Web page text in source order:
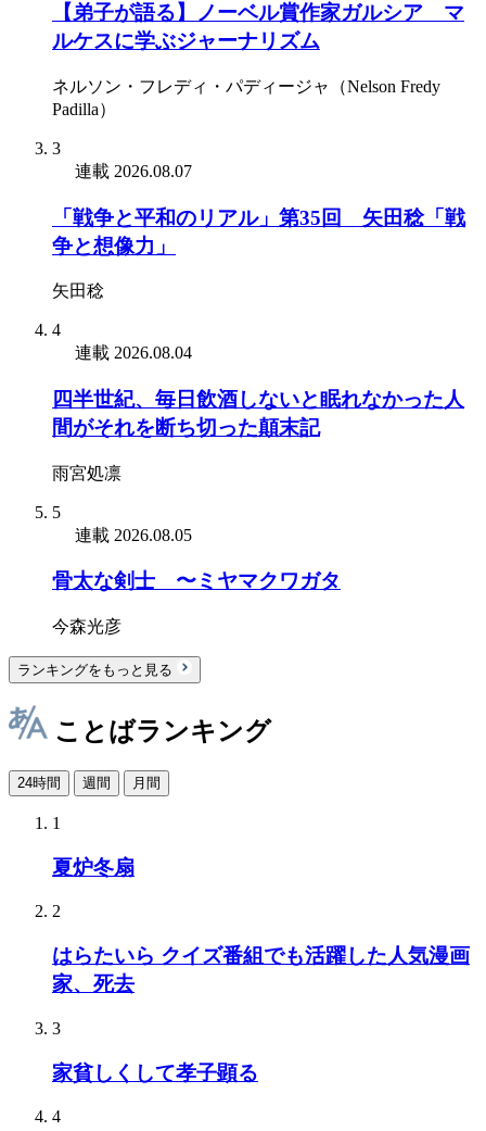
【弟子が語る】ノーベル賞作家ガルシア゠マ
ルケスに学ぶジャーナリズム
ネルソン・フレディ・パディージャ（Nelson Fredy
Padilla）
3
連載 2026.08.07
「戦争と平和のリアル」第35回 矢田稔「戦
争と想像力」
矢田稔
4
連載 2026.08.04
四半世紀、毎日飲酒しないと眠れなかった人
間がそれを断ち切った顛末記
雨宮処凛
5
連載 2026.08.05
骨太な剣士 〜ミヤマクワガタ
今森光彦
ランキングをもっと見る
ことばランキング
24時間 週間 月間
1
夏炉冬扇
2
はらたいら クイズ番組でも活躍した人気漫画
家、死去
3
家貧しくして孝子顕る
4